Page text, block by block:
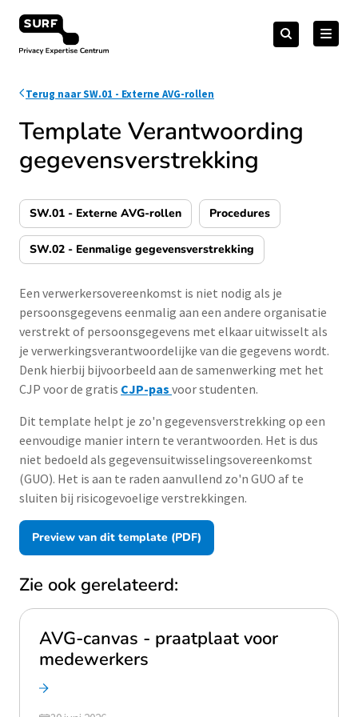
naar
Privacy Expertise Centrum
Zoeken
naar:Zoeken
Terug naar SW.01 - Externe AVG-rollen
Template Verantwoording
gegevensverstrekking
SW.01 - Externe AVG-rollen Procedures
SW.02 - Eenmalige gegevensverstrekking
Een verwerkersovereenkomst is niet nodig als je
persoonsgegevens eenmalig aan een andere organisatie
verstrekt of persoonsgegevens met elkaar uitwisselt als
je verwerkingsverantwoordelijke van die gegevens wordt.
Denk hierbij bijvoorbeeld aan de samenwerking met het
CJP voor de gratis CJP-pas voor studenten.
Dit template helpt je zo'n gegevensverstrekking op een
eenvoudige manier intern te verantwoorden. Het is dus
niet bedoeld als gegevensuitwisselingsovereenkomst
(GUO). Het is aan te raden aanvullend zo'n GUO af te
sluiten bij risicogevoelige verstrekkingen.
Preview van dit template (PDF)
Zie ook gerelateerd:
AVG-canvas - praatplaat voor
medewerkers